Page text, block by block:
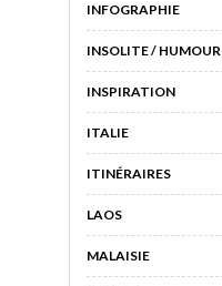
INFOGRAPHIE
INSOLITE / HUMOUR
INSPIRATION
ITALIE
ITINÉRAIRES
LAOS
MALAISIE